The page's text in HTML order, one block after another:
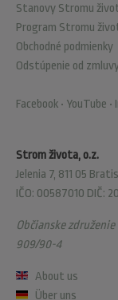
Strom života, o.z.
Jelenia 7, 811 05
IČO: 00587010 DIČ:
Občianske združenie
909/90-4
About us
Über uns
Stanovy Stromu
Program Stromu
Obchodné podmienky
Odstúpenie od
Facebook • YouTube •